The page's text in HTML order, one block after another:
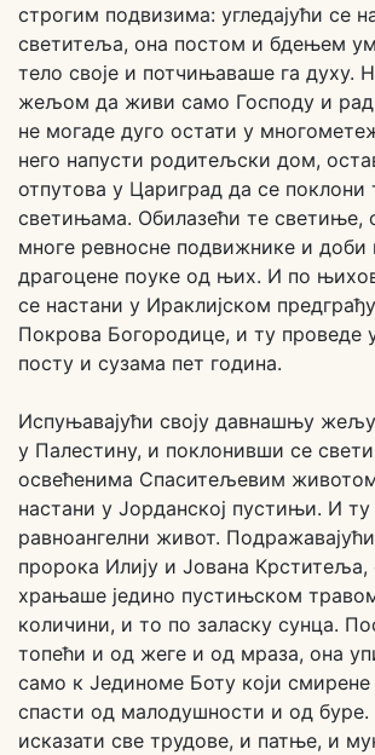
строгим подвизима: угледајући се
светитеља, она постом и бдењем
тело своје и потчињаваше га духу.
жељом да живи само Господу и
не могаде дуго остати у
него напусти родитељски дом,
отпутова у Цариград да се
светињама. Обилазећи те светиње,
многе ревносне подвижнике и доби
драгоцене поуке од њих. И по
се настани у Ираклијском
Покрова Богородице, и ту проведе
посту и сузама пет година.
Испуњавајући своју давнашњу
у Палестину, и поклонивши се
освећенима Спаситељевим
настани у Јорданској пустињи. И
равноангелни живот.
пророка Илију и Јована Крститеља,
храњаше једино пустињском
количини, и то по заласку сунца.
топећи и од жеге и од мраза, она
само к Јединоме Боту који
спасти од малодушности и од буре.
исказати све трудове, и патње, и